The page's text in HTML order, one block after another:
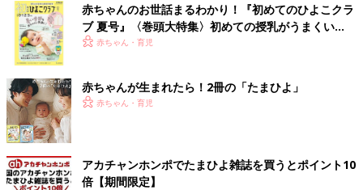
赤ちゃんのお世話まるわかり！『初めてのひよこクラ
ブ 夏号』〈巻頭大特集〉初めての授乳がうまくい
く！ おっぱい・ミルクの基本と夏のトラブル 解決テ
赤ちゃん・育児
赤ちゃんが生まれたら！2冊の「たまひよ」
赤ちゃん・育児
アカチャンホンポでたまひよ雑誌を買うとポイント10
倍【期間限定】